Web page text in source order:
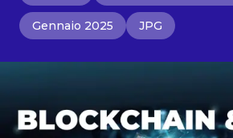
Gennaio 2025 JPG